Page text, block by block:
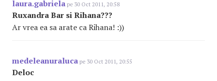
laura.gabriela pe 30 Oct 2011, 20:58
Ruxandra Bar si Rihana???
Ar vrea ea sa arate ca Rihana! :))
medeleanuraluca pe 30 Oct 2011, 20:55
Deloc